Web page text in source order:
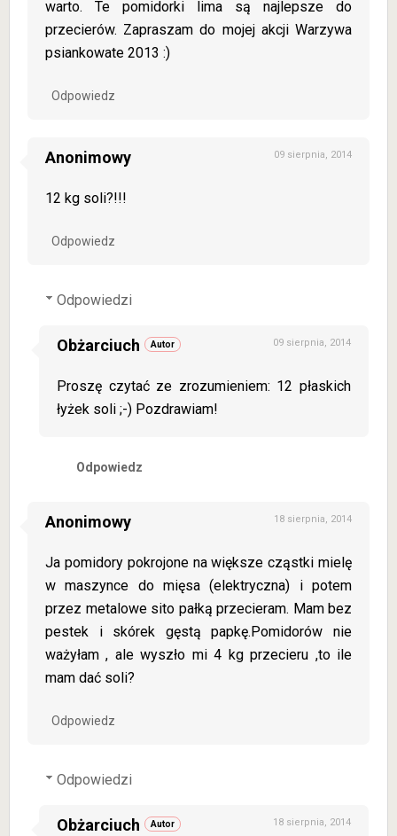
warto. Te pomidorki lima są najlepsze do
przecierów. Zapraszam do mojej akcji Warzywa
psiankowate 2013 :)
Odpowiedz
Anonimowy 09 sierpnia, 2014
12 kg soli?!!!
Odpowiedz
Odpowiedzi
Obżarciuch 09 sierpnia, 2014
Proszę czytać ze zrozumieniem: 12 płaskich
łyżek soli ;-) Pozdrawiam!
Odpowiedz
Anonimowy 18 sierpnia, 2014
Ja pomidory pokrojone na większe cząstki mielę
w maszynce do mięsa (elektryczna) i potem
przez metalowe sito pałką przecieram. Mam bez
pestek i skórek gęstą papkę.Pomidorów nie
ważyłam , ale wyszło mi 4 kg przecieru ,to ile
mam dać soli?
Odpowiedz
Odpowiedzi
Obżarciuch 18 sierpnia, 2014